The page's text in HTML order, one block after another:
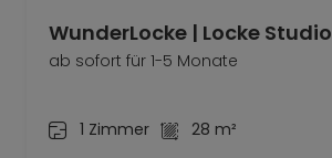
WunderLocke | Locke Studio
ab sofort für 1-5 Monate
1 Zimmer
28 m²